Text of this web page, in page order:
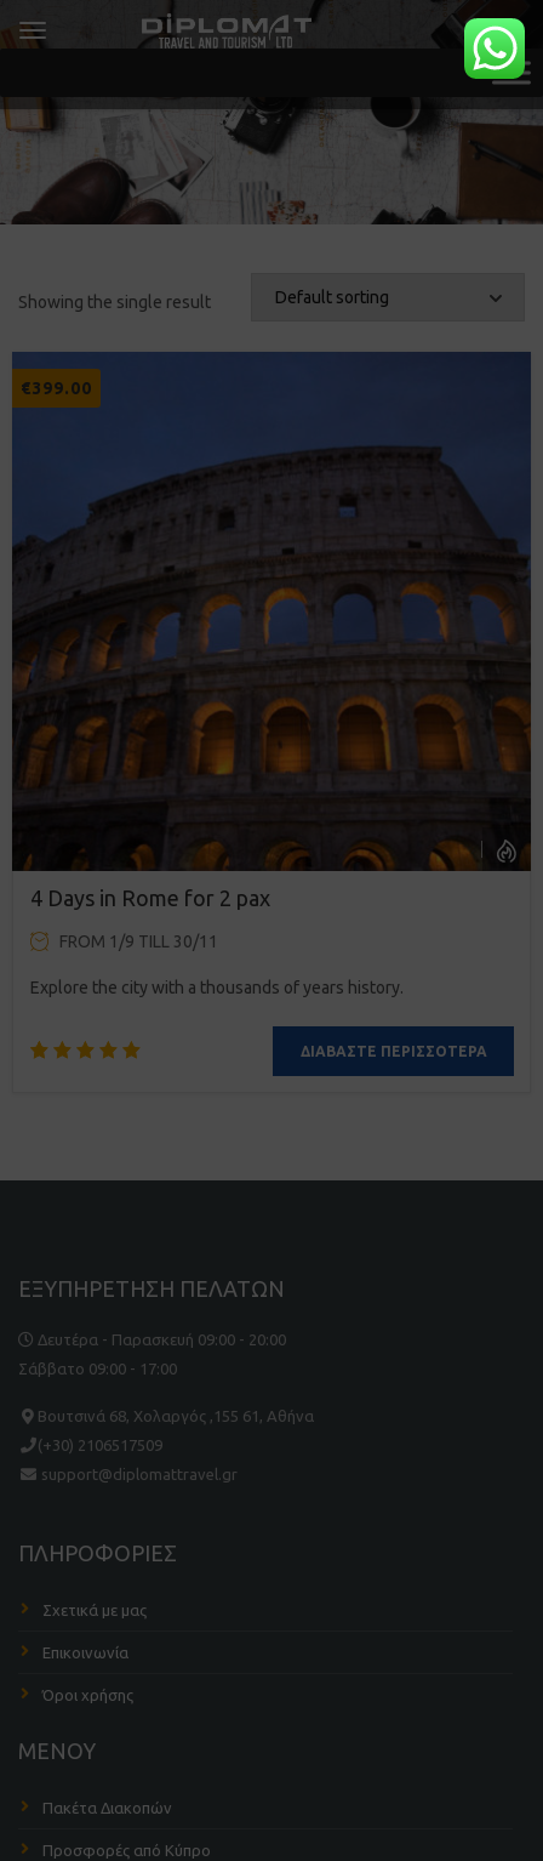
Showing the single result
€399.00
4 Days in Rome for 2 pax
FROM 1/9 TILL 30/11
Explore the city with a thousands of years history.
ΔΙΑΒΆΣΤΕ ΠΕΡΙΣΣΌΤΕΡΑ
ΕΞΥΠΗΡΕΤΗΣΗ ΠΕΛΑΤΩΝ
Δευτέρα - Παρασκευή 09:00 - 20:00
Σάββατο 09:00 - 17:00
Βουτσινά 68, Χολαργός ,155 61, Αθήνα
(+30) 2106517509
support@diplomattravel.gr
ΠΛΗΡΟΦΟΡΙΕΣ
Σχετικά με μας
Επικοινωνία
Όροι χρήσης
ΜΕΝΟΥ
Πακέτα Διακοπών
Προσφορές από Κύπρο